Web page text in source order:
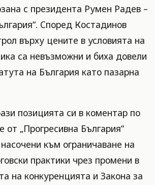
с президента Румен Радев –
Според Костадинов
върху цените в условията на
са невъзможни и биха довели
на България като пазарна
позицията си в коментар по
от „Прогресивна България“
към ограничаване на
практики чрез промени в
на конкуренцията и Закона за